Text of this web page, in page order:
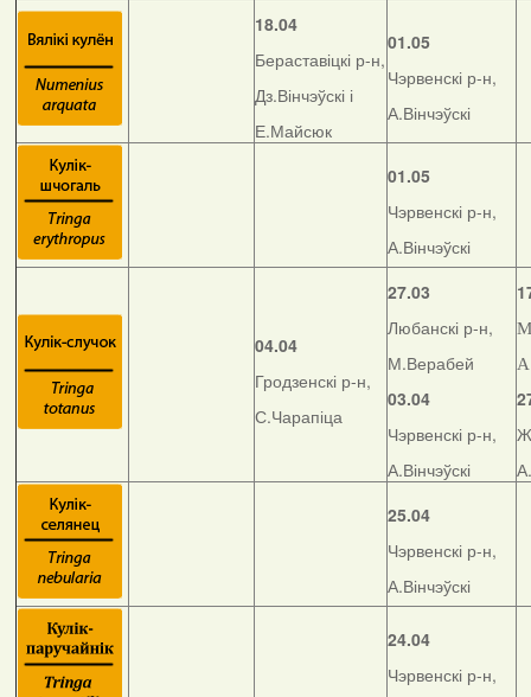
18.04
Бераставіцкі р-н,
Дз.Вінчэўскі і
Е.Майсюк
01.05
Чэрвенскі р-н,
А.Вінчэўскі
01.05
Чэрвенскі р-н,
А.Вінчэўскі
04.04
Гродзенскі р-н,
С.Чарапіца
27.03
Любанскі р-н,
М.Верабей
03.04
Чэрвенскі р-н,
А.Вінчэўскі
25.04
Чэрвенскі р-н,
А.Вінчэўскі
24.04
Чэрвенскі р-н,